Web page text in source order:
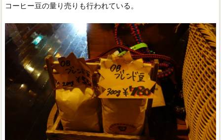
コーヒー豆の量り売りも行われている。